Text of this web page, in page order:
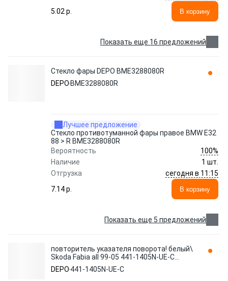
5.02 p.
В корзину
Показать еще 16 предложений
Стекло фары DEPO BME3288080R
DEPO BME3288080R
Лучшее предложение
Стекло противотуманной фары правое BMW E32
88 > R BME3288080R
Вероятность
100%
Наличие
1 шт.
Отгрузка
сегодня в 11:15
7.14 p.
В корзину
Показать еще 5 предложений
повторитель указателя поворота! белый\
Skoda Fabia all 99-05 441-1405N-UE-C
DEPO
DEPO 441-1405N-UE-C